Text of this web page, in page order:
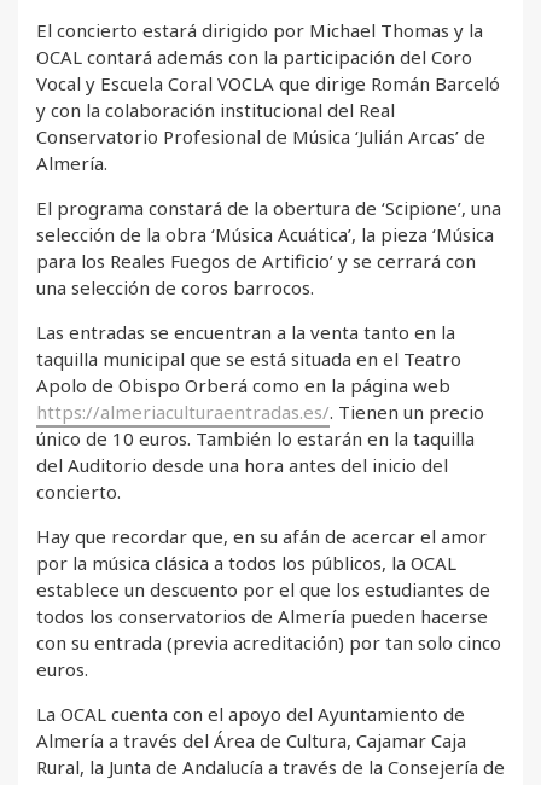
El concierto estará dirigido por Michael Thomas y la
OCAL contará además con la participación del Coro
Vocal y Escuela Coral VOCLA que dirige Román Barceló
y con la colaboración institucional del Real
Conservatorio Profesional de Música ‘Julián Arcas’ de
Almería.
El programa constará de la obertura de ‘Scipione’, una
selección de la obra ‘Música Acuática’, la pieza ‘Música
para los Reales Fuegos de Artificio’ y se cerrará con
una selección de coros barrocos.
Las entradas se encuentran a la venta tanto en la
taquilla municipal que se está situada en el Teatro
Apolo de Obispo Orberá como en la página web
https://almeriaculturaentradas.es/. Tienen un precio
único de 10 euros. También lo estarán en la taquilla
del Auditorio desde una hora antes del inicio del
concierto.
Hay que recordar que, en su afán de acercar el amor
por la música clásica a todos los públicos, la OCAL
establece un descuento por el que los estudiantes de
todos los conservatorios de Almería pueden hacerse
con su entrada (previa acreditación) por tan solo cinco
euros.
La OCAL cuenta con el apoyo del Ayuntamiento de
Almería a través del Área de Cultura, Cajamar Caja
Rural, la Junta de Andalucía a través de la Consejería de